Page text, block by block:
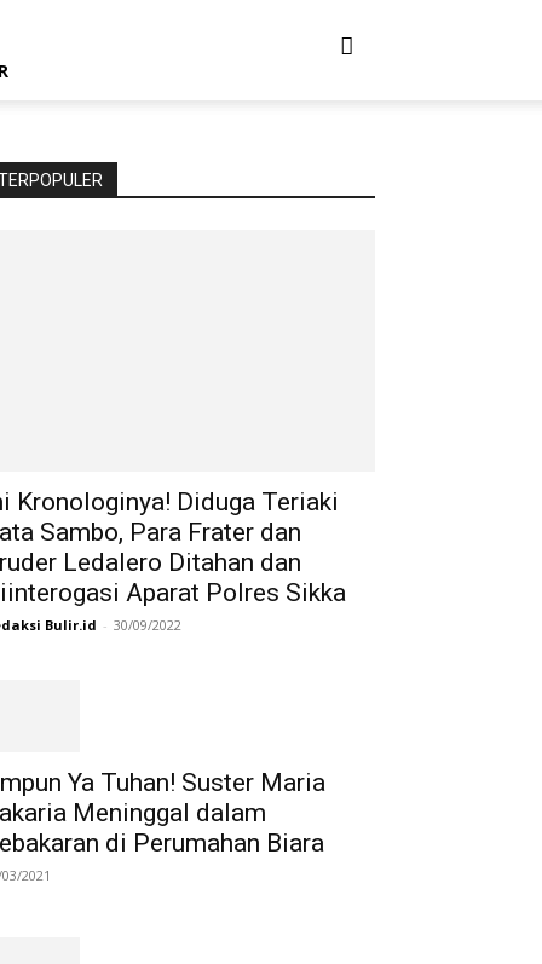
Kronologinya! Diduga Teriaki
Sambo, Para Frater dan
Ledalero Ditahan dan
Aparat Polres Sikka
Bulir.id - 30/09/2022
Ya Tuhan! Suster Maria
Meninggal dalam
di Perumahan Biara
2021